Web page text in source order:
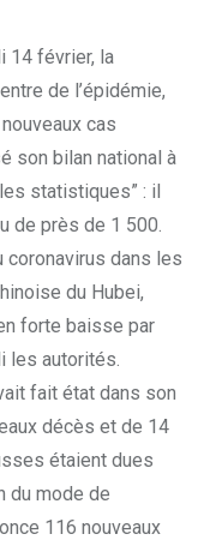
14 février, la
de l’épidémie,
cas
son bilan national à
statistiques” : il
de près de 1 500.
coronavirus dans les
du Hubei,
forte baisse par
les autorités.
fait état dans son
décès et de 14
étaient dues
du mode de
116 nouveaux